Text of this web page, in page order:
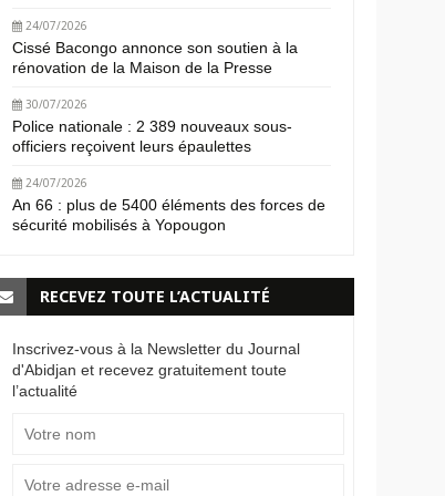
24/07/2026
Cissé Bacongo annonce son soutien à la
rénovation de la Maison de la Presse
30/07/2026
Police nationale : 2 389 nouveaux sous-
officiers reçoivent leurs épaulettes
24/07/2026
An 66 : plus de 5400 éléments des forces de
sécurité mobilisés à Yopougon
RECEVEZ TOUTE L’ACTUALITÉ
Inscrivez-vous à la Newsletter du Journal
d'Abidjan et recevez gratuitement toute
l’actualité